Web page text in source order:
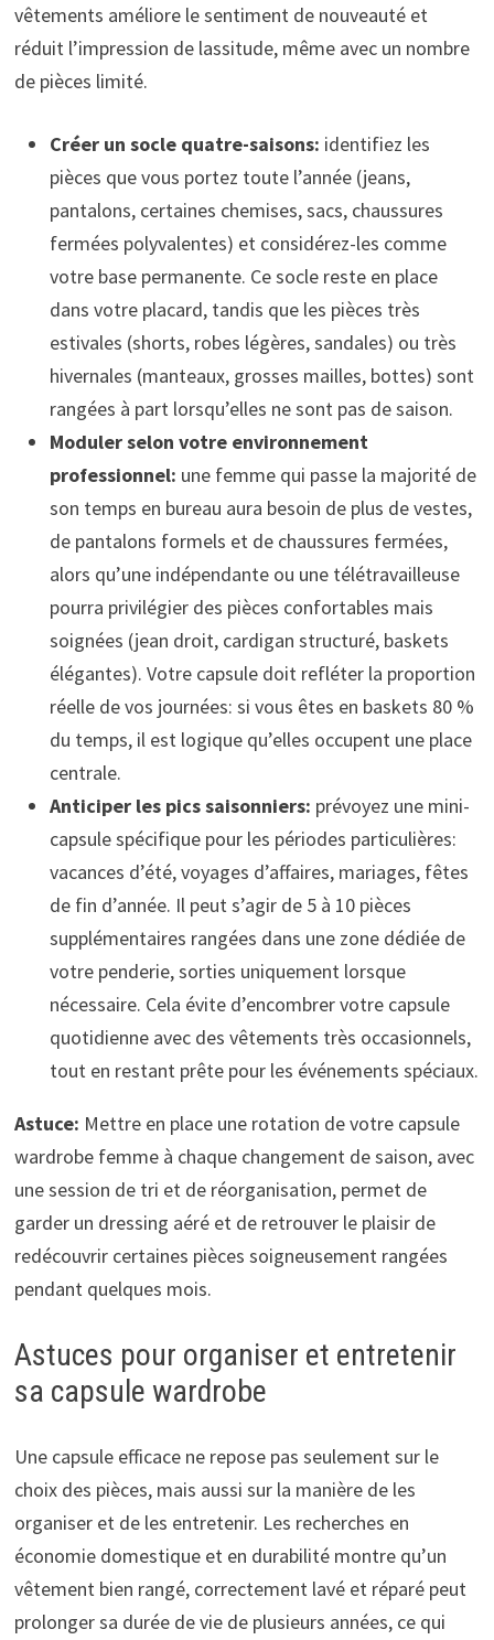
vêtements améliore le sentiment de nouveauté et
réduit l’impression de lassitude, même avec un nombre
de pièces limité.
Créer un socle quatre-saisons: identifiez les
pièces que vous portez toute l’année (jeans,
pantalons, certaines chemises, sacs, chaussures
fermées polyvalentes) et considérez-les comme
votre base permanente. Ce socle reste en place
dans votre placard, tandis que les pièces très
estivales (shorts, robes légères, sandales) ou très
hivernales (manteaux, grosses mailles, bottes) sont
rangées à part lorsqu’elles ne sont pas de saison.
Moduler selon votre environnement
professionnel: une femme qui passe la majorité de
son temps en bureau aura besoin de plus de vestes,
de pantalons formels et de chaussures fermées,
alors qu’une indépendante ou une télétravailleuse
pourra privilégier des pièces confortables mais
soignées (jean droit, cardigan structuré, baskets
élégantes). Votre capsule doit refléter la proportion
réelle de vos journées: si vous êtes en baskets 80 %
du temps, il est logique qu’elles occupent une place
centrale.
Anticiper les pics saisonniers: prévoyez une mini-
capsule spécifique pour les périodes particulières:
vacances d’été, voyages d’affaires, mariages, fêtes
de fin d’année. Il peut s’agir de 5 à 10 pièces
supplémentaires rangées dans une zone dédiée de
votre penderie, sorties uniquement lorsque
nécessaire. Cela évite d’encombrer votre capsule
quotidienne avec des vêtements très occasionnels,
tout en restant prête pour les événements spéciaux.
Astuce: Mettre en place une rotation de votre capsule
wardrobe femme à chaque changement de saison, avec
une session de tri et de réorganisation, permet de
garder un dressing aéré et de retrouver le plaisir de
redécouvrir certaines pièces soigneusement rangées
pendant quelques mois.
Astuces pour organiser et entretenir
sa capsule wardrobe
Une capsule efficace ne repose pas seulement sur le
choix des pièces, mais aussi sur la manière de les
organiser et de les entretenir. Les recherches en
économie domestique et en durabilité montre qu’un
vêtement bien rangé, correctement lavé et réparé peut
prolonger sa durée de vie de plusieurs années, ce qui